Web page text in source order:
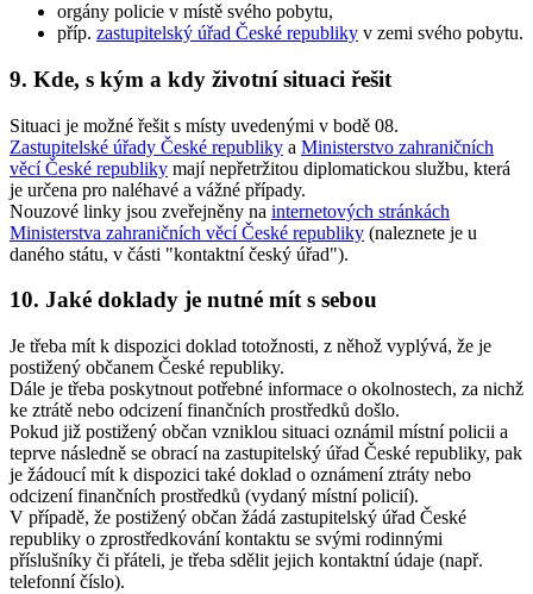
orgány policie v místě svého pobytu,
příp. zastupitelský úřad České republiky v zemi svého pobytu.
9. Kde, s kým a kdy životní situaci řešit
Situaci je možné řešit s místy uvedenými v bodě 08.
Zastupitelské úřady České republiky a Ministerstvo zahraničních
věcí České republiky mají nepřetržitou diplomatickou službu, která
je určena pro naléhavé a vážné případy.
Nouzové linky jsou zveřejněny na internetových stránkách
Ministerstva zahraničních věcí České republiky (naleznete je u
daného státu, v části "kontaktní český úřad").
10. Jaké doklady je nutné mít s sebou
Je třeba mít k dispozici doklad totožnosti, z něhož vyplývá, že je
postižený občanem České republiky.
Dále je třeba poskytnout potřebné informace o okolnostech, za nichž
ke ztrátě nebo odcizení finančních prostředků došlo.
Pokud již postižený občan vzniklou situaci oznámil místní policii a
teprve následně se obrací na zastupitelský úřad České republiky, pak
je žádoucí mít k dispozici také doklad o oznámení ztráty nebo
odcizení finančních prostředků (vydaný místní policií).
V případě, že postižený občan žádá zastupitelský úřad České
republiky o zprostředkování kontaktu se svými rodinnými
příslušníky či přáteli, je třeba sdělit jejich kontaktní údaje (např.
telefonní číslo).